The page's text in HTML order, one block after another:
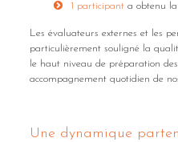
1 participanta obtenu la
Les évaluateurs externes et les
particulièrement souligné la
le haut niveau de préparation
accompagnement quotidien de
Une dynamique